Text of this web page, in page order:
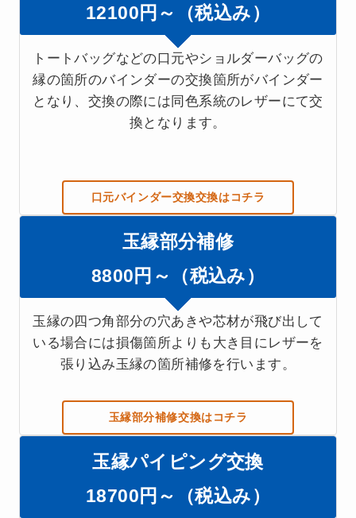
12100円～（税込み）
トートバッグなどの口元やショルダーバッグの
縁の箇所のバインダーの交換箇所がバインダー
となり、交換の際には同色系統のレザーにて交
換となります。
口元バインダー交換交換はコチラ
玉縁部分補修
8800円～（税込み）
玉縁の四つ角部分の穴あきや芯材が飛び出して
いる場合には損傷箇所よりも大き目にレザーを
張り込み玉縁の箇所補修を行います。
玉縁部分補修交換はコチラ
玉縁パイピング交換
18700円～（税込み）